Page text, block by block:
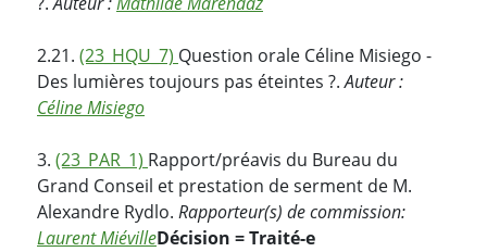
2.21. (23_HQU_7) Question orale Céline Misiego -
Des lumières toujours pas éteintes ?.Auteur :
Céline Misiego
3. (23_PAR_1) Rapport/préavis du Bureau du
Grand Conseil et prestation de serment de M.
Alexandre Rydlo. Rapporteur(s) de commission:
Laurent MiévilleDécision = Traité-e